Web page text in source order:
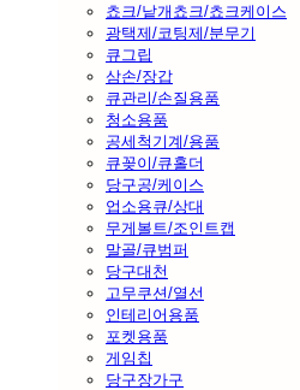
쵸크/낱개쵸크/쵸크케이스
광택제/코팅제/분무기
큐그립
삼손/장갑
큐관리/손질용품
청소용품
공세척기계/용품
큐꽂이/큐홀더
당구공/케이스
업소용큐/상대
무게볼트/조인트캡
말골/큐범퍼
당구대천
고무쿠션/열선
인테리어용품
포켓용품
게임칩
당구장가구